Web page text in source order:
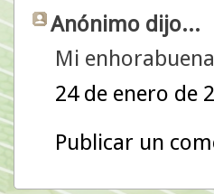
Anónimo dijo...
Mi
24 de enero de
Publicar un